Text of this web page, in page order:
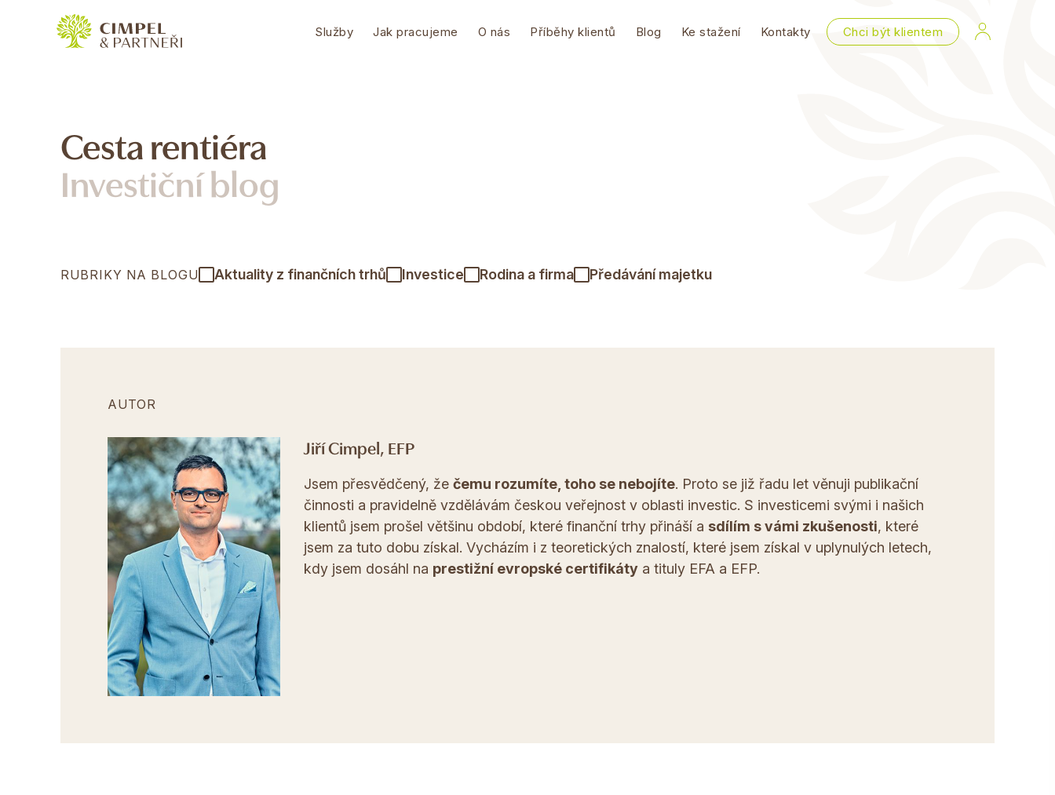
Služby Jak pracujeme O nás Příběhy klientů Blog Ke stažení Kontakty Chci být klientem
Cesta rentiéra
Investiční blog
RUBRIKY NA BLOGU Aktuality z finančních trhů Investice Rodina a firma Předávání majetku
AUTOR
Jiří Cimpel, EFP
Jsem přesvědčený, že čemu rozumíte, toho se nebojíte. Proto se již řadu let věnuji publikační
činnosti a pravidelně vzdělávám českou veřejnost v oblasti investic. S investicemi svými i našich
klientů jsem prošel většinu období, které finanční trhy přináší a sdílím s vámi zkušenosti, které
jsem za tuto dobu získal. Vycházím i z teoretických znalostí, které jsem získal v uplynulých letech,
kdy jsem dosáhl na prestižní evropské certifikáty a tituly EFA a EFP.